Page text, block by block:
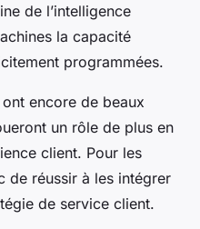
de l’intelligence
la capacité
programmées.
encore de beaux
un rôle de plus en
client. Pour les
de réussir à les intégrer
de service client.